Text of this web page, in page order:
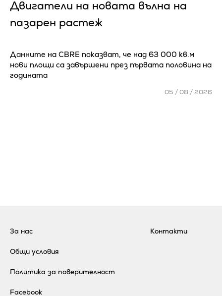
Двигатели на новата вълна на
пазарен растеж
Данните на CBRE показват, че над 63 000 кв.м
нови площи са завършени през първата половина на
годината
05 / 08 / 2026
За нас
Общи условия
Политика за поверителност
Контакти
Facebook